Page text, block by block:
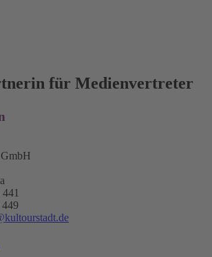
für Medienvertreter
449